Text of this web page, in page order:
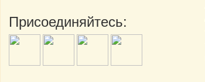
Присоединяйтесь: